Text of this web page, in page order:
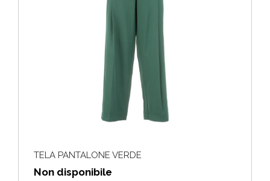
TELA PANTALONE VERDE
Non disponibile